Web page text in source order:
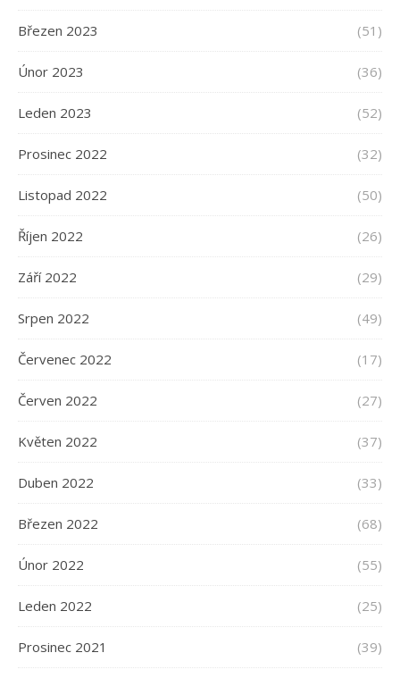
Březen 2023 (51)
Únor 2023 (36)
Leden 2023 (52)
Prosinec 2022 (32)
Listopad 2022 (50)
Říjen 2022 (26)
Září 2022 (29)
Srpen 2022 (49)
Červenec 2022 (17)
Červen 2022 (27)
Květen 2022 (37)
Duben 2022 (33)
Březen 2022 (68)
Únor 2022 (55)
Leden 2022 (25)
Prosinec 2021 (39)